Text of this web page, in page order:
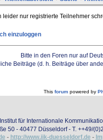
leider nur registrierte Teilnehmer
einzuloggen
Bitte in den Foren nur auf
Beiträge (d. h. Beiträge über
This forumpowered by
Institut für Internationale
50 - 40477 Düsseldorf - T. ++49/
- http://www.iik-duesseldorf.de -